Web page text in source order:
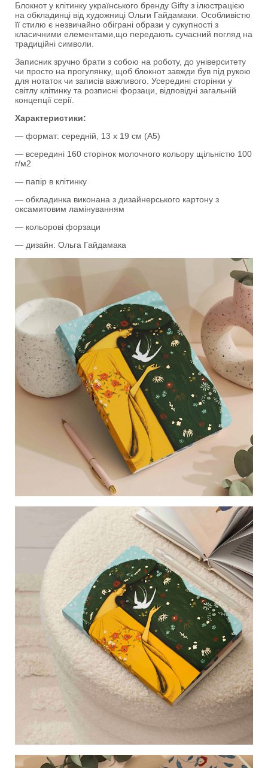
Блокнот у клітинку українського бренду Gifty з ілюстрацією
на обкладинці від художниці Ольги Гайдамаки. Особливістю
її стилю є незвичайно обіграні образи у сукупності з
класичними елементами,що передають сучасний погляд на
традиційні символи.
Записник зручно брати з собою на роботу, до університету
чи просто на прогулянку, щоб блокнот завжди був під рукою
для нотаток чи записів важливого. Усередині сторінки у
світлу клітинку та розписні форзаци, відповідні загальній
концепції серії.
Характеристики:
— формат: середній, 13 х 19 см (А5)
— всередині 160 сторінок молочного кольору щільністю 100
г/м2
— папір в клітинку
— обкладинка виконана з дизайнерського картону з
оксамитовим ламінуванням
— кольорові форзаци
— дизайн: Ольга Гайдамака